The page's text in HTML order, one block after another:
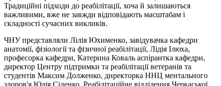
Традиційні підходи до реабілітації, хоча й залишаються
важливими, вже не завжди відповідають масштабам і
складності сучасних викликів.
ЧНУ представляли Лілія Юхименко, завідувачка кафедри
анатомії, фізіології та фізичної реабілітації, Лідія Ілюха,
професорка кафедри, Катерина Коваль аспірантка кафедри,
директор Центру підтримки та реабілітації ветеранів та
студентів Максим Долженко, директорка ННЦ ментального
здоров'я Юлія Сіденко, Реабілітаційне відділення Черкаської